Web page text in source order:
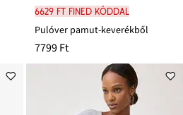
6629 Ft FINED kóddal
Pulóver pamut-keverékből
7799 Ft